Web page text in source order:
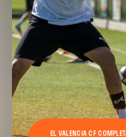
EL VALENCIA CF